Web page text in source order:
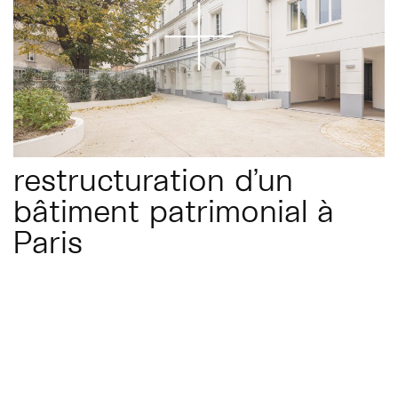
restructuration d’un
bâtiment patrimonial à
Paris